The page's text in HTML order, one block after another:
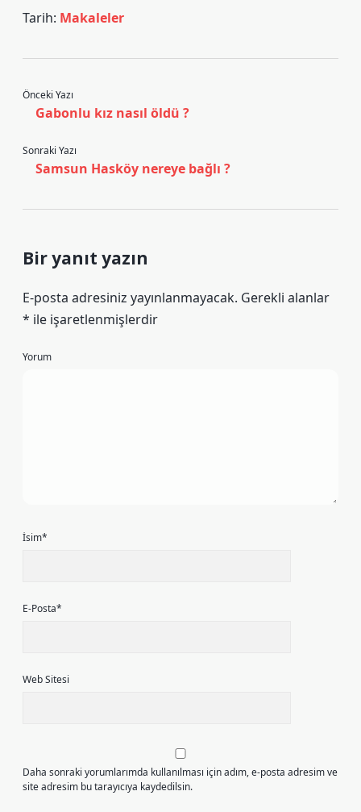
Tarih: Makaleler
Önceki Yazı
Gabonlu kız nasıl öldü ?
Sonraki Yazı
Samsun Hasköy nereye bağlı ?
Bir yanıt yazın
E-posta adresiniz yayınlanmayacak. Gerekli alanlar
* ile işaretlenmişlerdir
Yorum
İsim*
E-Posta*
Web Sitesi
Daha sonraki yorumlarımda kullanılması için adım, e-posta adresim ve
site adresim bu tarayıcıya kaydedilsin.